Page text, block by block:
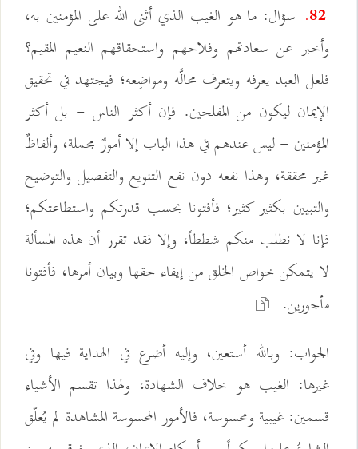
82. سؤال: ما هو الغيب الذي أثنى الله على المؤمنين به،
وأخبر عن سعادتهم وفلاحهم واستحقاقهم النعيم المقيم؟
فلعل العبد يعرفه ويتعرف محالَّه ومواضِعه؛ فيجتهد في تحقيق
الإيمان ليكون من المفلحين. فإن أكثر الناس - بل أكثر
المؤمنين - ليس عندهم في هذا الباب إلا أمورٌ مجملة، وألفاظٌ
غير محققة، وهذا نفعه دون نفع التنويع والتفصيل والتوضيح
والتبيين بكثير كثير؛ فأفتونا بحسب قدرتكم واستطاعتكم؛
فإنا لا نطلب منكم شططاً، وإلا فقد تقرر أن هذه المسألة
لا يتمكن خواص الخلق من إيفاء حقها وبيان أمرها، فأفتونا
مأجورين.
الجواب: وبالله أستعين، وإليه أضرع في الهداية فيها وفي
غيرها: الغيب هو خلاف الشهادة، ولهذا تقسم الأشياء
قسمين: غيبية ومحسوسة، فالأمور المحسوسة المشاهدة لم يُعلّق